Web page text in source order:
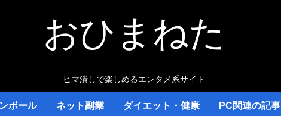
おひまねた
ヒマ潰しで楽しめるエンタメ系サイト
ボール ネット副業 ダイエット・健康 PC関連の記事